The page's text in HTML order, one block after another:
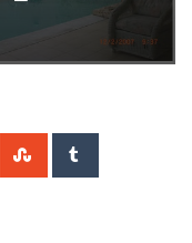
WhatsappStumbleUpon